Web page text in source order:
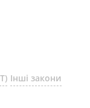
Інші закони